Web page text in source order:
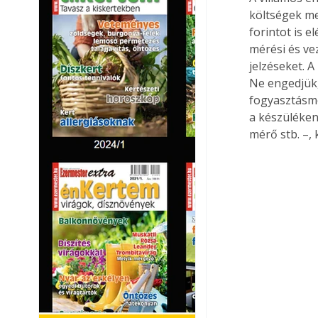
költségek
forintot is
mérési és
jelzéseket.
Ne
a
mérő stb. –,